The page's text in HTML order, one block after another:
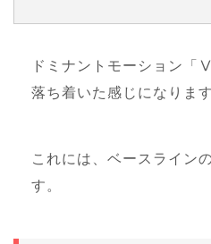
ドミナントモーション
落ち着いた感じになります
これには、ベースライン
す。